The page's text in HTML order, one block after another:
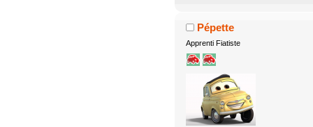
Pépette
Apprenti Fiatiste